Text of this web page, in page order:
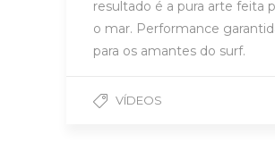
resultado é a pura arte feita
o mar. Performance
para os amantes do surf.
VÍDEOS